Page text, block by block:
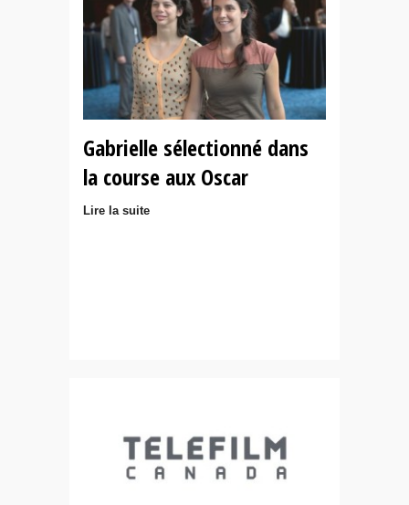
Gabrielle sélectionné dans
la course aux Oscar
Lire la suite